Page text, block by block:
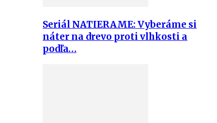
Seriál NATIERAME: Vyberáme si
náter na drevo proti vlhkosti a
podľa…